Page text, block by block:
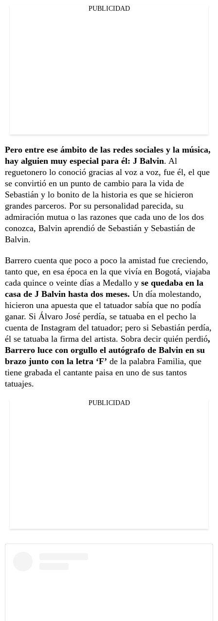
PUBLICIDAD
Pero entre ese ámbito de las redes sociales y la música,
hay alguien muy especial para él: J Balvin. Al
reguetonero lo conoció gracias al voz a voz, fue él, el que
se convirtió en un punto de cambio para la vida de
Sebastián y lo bonito de la historia es que se hicieron
grandes parceros. Por su personalidad parecida, su
admiración mutua o las razones que cada uno de los dos
conozca, Balvin aprendió de Sebastián y Sebastián de
Balvin.
Barrero cuenta que poco a poco la amistad fue creciendo,
tanto que, en esa época en la que vivía en Bogotá, viajaba
cada quince o veinte días a Medallo y se quedaba en la
casa de J Balvin hasta dos meses. Un día molestando,
hicieron una apuesta que el tatuador sabía que no podía
ganar. Si Álvaro José perdía, se tatuaba en el pecho la
cuenta de Instagram del tatuador; pero si Sebastián perdía,
él se tatuaba la firma del artista. Sobra decir quién perdió,
Barrero luce con orgullo el autógrafo de Balvin en su
brazo junto con la letra ‘F’ de la palabra Familia, que
tiene grabada el cantante paisa en uno de sus tantos
tatuajes.
PUBLICIDAD